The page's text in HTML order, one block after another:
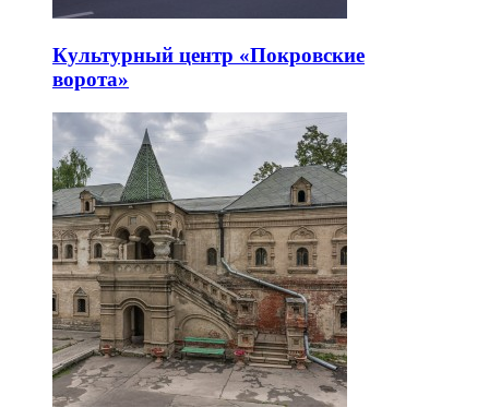
Культурный центр «Покровские
ворота»